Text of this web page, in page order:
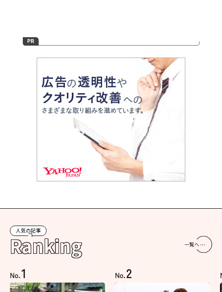
人気の記事
Ranking 一覧へ
No.1 No.2